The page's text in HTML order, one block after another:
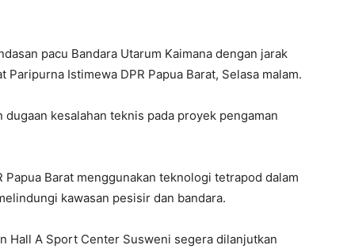
pacu Bandara Utarum Kaimana dengan jarak
Istimewa DPR Papua Barat, Selasa malam.
kesalahan teknis pada proyek pengaman
Barat menggunakan teknologi tetrapod dalam
kawasan pesisir dan bandara.
Hall A Sport Center Susweni segera dilanjutkan